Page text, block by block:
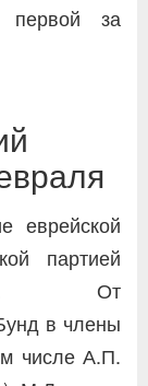
первой за
еврейской
партией
От
в члены
числе А.П.